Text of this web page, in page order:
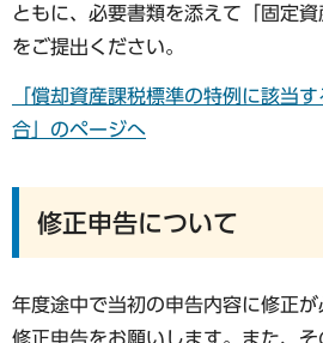
ともに、必要書類を添えて「固定資
をご提出ください。
「償却資産課税標準の特例に該当
合」のページへ
修正申告について
年度途中で当初の申告内容に修正が
修正申告をお願いします。また、